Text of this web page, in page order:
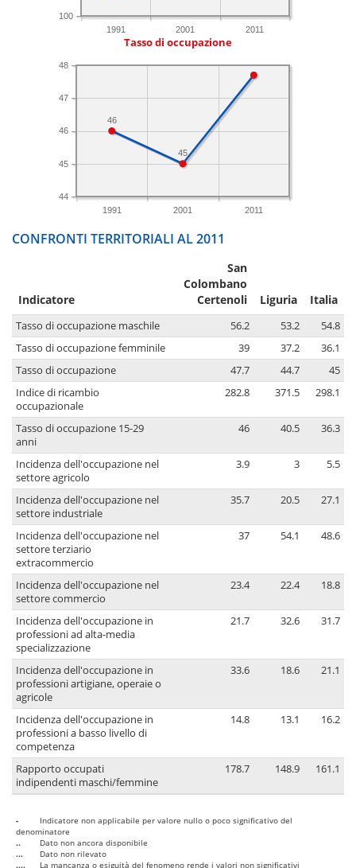
1991 2001 2011
100
Tasso di occupazione
1991 2001 2011
44
45
46
47
48
45
46
CONFRONTI TERRITORIALI AL 2011
Indicatore
San
Colombano
Certenoli
Liguria Italia
Tasso di occupazione maschile 56.2 53.2
54.8
Tasso di occupazione femminile
39 37.2
36.1
Tasso di occupazione
47.7 44.7
45
Indice di ricambio
occupazionale
282.8 371.5 298.1
Tasso di occupazione 15-29
anni
46 40.5 36.3
Incidenza dell'occupazione nel
settore agricolo
3.9 3 5.5
Incidenza dell'occupazione nel
settore industriale
35.7 20.5 27.1
Incidenza dell'occupazione nel
settore terziario
extracommercio
37 54.1 48.6
Incidenza dell'occupazione nel
settore commercio
23.4 22.4 18.8
Incidenza dell'occupazione in
professioni ad alta-media
specializzazione
21.7 32.6 31.7
Incidenza dell'occupazione in
professioni artigiane, operaie o
agricole
33.6 18.6 21.1
Incidenza dell'occupazione in
professioni a basso livello di
competenza
14.8 13.1 16.2
Rapporto occupati
indipendenti maschi/femmine
178.7 148.9 161.1
-
Indicatore non applicabile per valore nullo o poco significativo del
denominatore
..
Dato non ancora disponibile
...
Dato non rilevato
....
La mancanza o esiguità del fenomeno rende i valori non significativi